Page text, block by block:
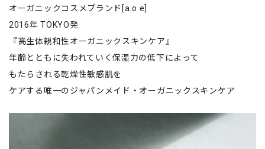
オーガニックコスメブランド[a.o.e]
2016年 TOKYO発
『高生体親和性オーガニックスキンケア』
年齢とともに失われていく保湿力の低下によって
もたらされる乾燥性敏感肌を
ケアする唯一のジャパンメイド・オーガニックスキンケア